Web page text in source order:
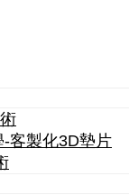
客製化3D墊片